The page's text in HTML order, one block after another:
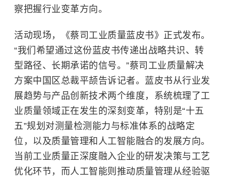
察把握行业变革方向。
活动现场，《蔡司工业质量蓝皮书》正式发布。
“我们希望通过这份蓝皮书传递出战略共识、转
型路径、长期承诺的信号。”蔡司工业质量解决
方案中国区总裁平颉告诉记者。蓝皮书从行业发
展趋势与产品创新技术两个维度，系统梳理了工
业质量领域正在发生的深刻变革，特别是“十五
五”规划对测量检测能力与标准体系的战略定
位，以及质量管理和人工智能融合的发展方向。
当前工业质量正深度融入企业的研发决策与工艺
优化环节，而人工智能则推动质量管理从经验驱